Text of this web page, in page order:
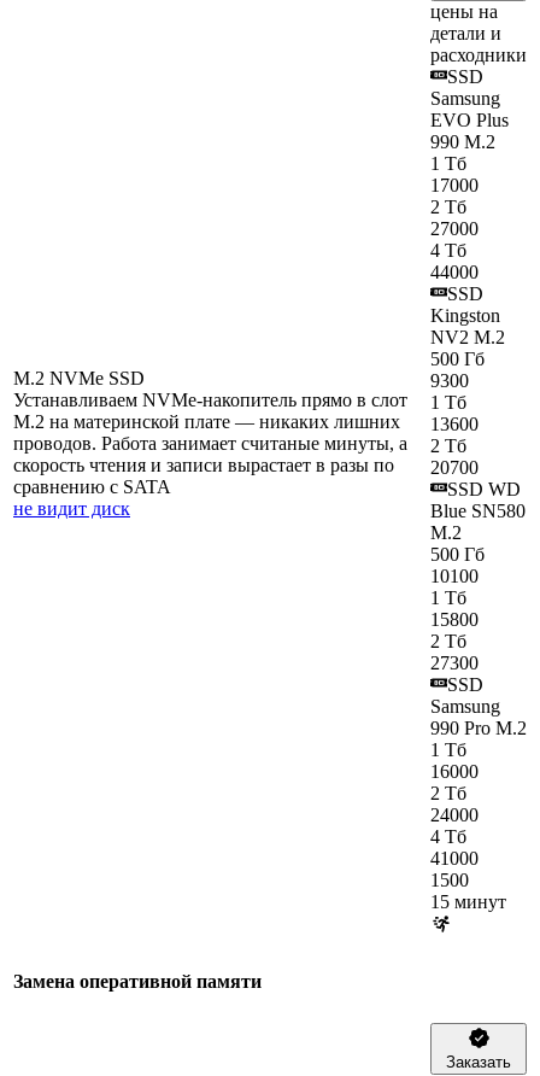
M.2 NVMe SSD
Устанавливаем NVMe-накопитель прямо в слот
M.2 на материнской плате — никаких лишних
проводов. Работа занимает считаные минуты, а
скорость чтения и записи вырастает в разы по
сравнению с SATA
не видит диск
цены на
детали и
расходники
SSD
Samsung
EVO Plus
990 M.2
1 Тб
17000
2 Тб
27000
4 Тб
44000
SSD
Kingston
NV2 M.2
500 Гб
9300
1 Тб
13600
2 Тб
20700
SSD WD
Blue SN580
M.2
500 Гб
10100
1 Тб
15800
2 Тб
27300
SSD
Samsung
990 Pro M.2
1 Тб
16000
2 Тб
24000
4 Тб
41000
1500
15 минут
Замена оперативной памяти
Заказать